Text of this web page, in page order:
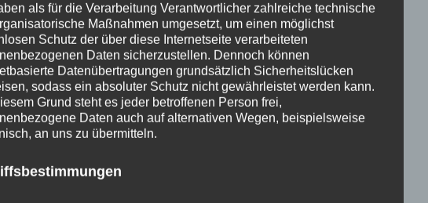
von der Taxi EG Koblenz, Dr. Jochen Wilhelm
Christian Altmaier, diesmal als Mitglied der
stellte dann die Vorsitzende der Museumsfreunde
Kultur für den Erhalt von Freiheit und Demokratie in den
von der Landesmedienanstalt, Jens Wiechering,
Geschäftsführer der Pico Group mit einem spannenden
Koblenz.
als für die Verarbeitung Verantwortlicher zahlreiche technische
Maßnahmen umgesetzt, um einen möglichst
Schutz der über diese Internetseite verarbeiteten
Daten sicherzustellen. Dennoch können
Datenübertragungen grundsätzlich Sicherheitslücken
sodass ein absoluter Schutz nicht gewährleistet werden kann.
Grund steht es jeder betroffenen Person frei,
Daten auch auf alternativen Wegen, beispielsweise
an uns zu übermitteln.